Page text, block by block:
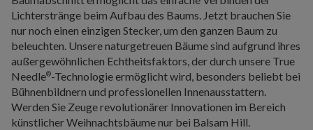
Lichterstränge beim Aufbau des Baums. Jetzt brauchen Sie
nur noch einen einzigen Stecker, um den ganzen Baum zu
beleuchten. Unsere naturgetreuen Bäume sind aufgrund ihres
außergewöhnlichen Echtheitsfaktors, der durch unsere True
Needle®-Technologie ermöglicht wird, besonders beliebt bei
Bühnenbildnern und professionellen Innenausstattern.
Werden Sie Zeuge revolutionärer Innovationen im Bereich
künstlicher Weihnachtsbäume nur bei Balsam Hill.